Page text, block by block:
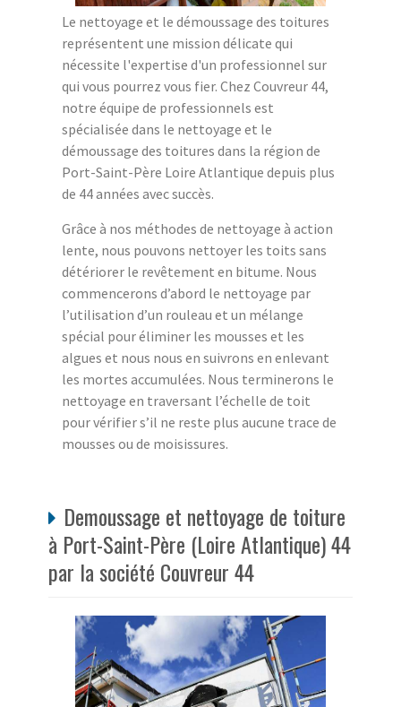
Le nettoyage et le démoussage des toitures
représentent une mission délicate qui
nécessite l'expertise d'un professionnel sur
qui vous pourrez vous fier. Chez Couvreur 44,
notre équipe de professionnels est
spécialisée dans le nettoyage et le
démoussage des toitures dans la région de
Port-Saint-Père Loire Atlantique depuis plus
de 44 années avec succès.
Grâce à nos méthodes de nettoyage à action
lente, nous pouvons nettoyer les toits sans
détériorer le revêtement en bitume. Nous
commencerons d’abord le nettoyage par
l’utilisation d’un rouleau et un mélange
spécial pour éliminer les mousses et les
algues et nous nous en suivrons en enlevant
les mortes accumulées. Nous terminerons le
nettoyage en traversant l’échelle de toit
pour vérifier s’il ne reste plus aucune trace de
mousses ou de moisissures.
Demoussage et nettoyage de toiture
à Port-Saint-Père (Loire Atlantique) 44
par la société Couvreur 44